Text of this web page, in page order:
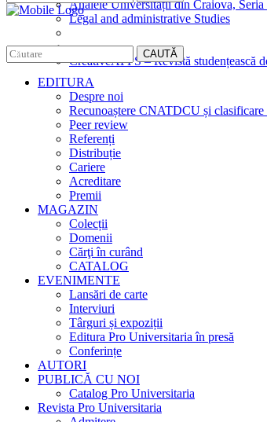
Analele Universității din Craiova,
Legal and administrative Studies
CreativeAPPS – Revistă studențească
CAUTĂ
EDITURA
Despre noi
Recunoaștere CNATDCU și
Peer review
Referenți
Distribuție
Cariere
Acreditare
Premii
MAGAZIN
Colecții
Domenii
Cărţi în curând
CATALOG
EVENIMENTE
Lansări de carte
Interviuri
Târguri și expoziții
Editura Pro Universitaria în presă
Conferințe
AUTORI
PUBLICĂ CU NOI
Catalog Pro Universitaria
Revista Pro Universitaria